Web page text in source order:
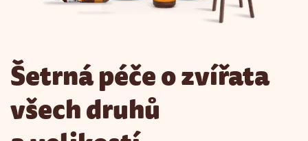
Šetrná péče o zvířata
všech druhů